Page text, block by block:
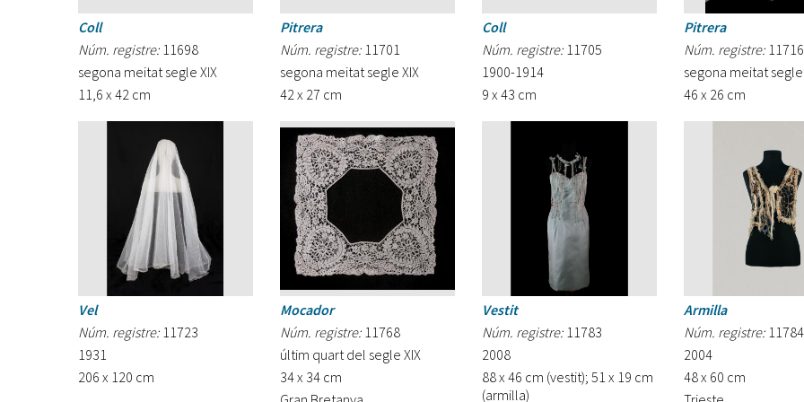
Coll
Núm. registre: 11698
segona meitat segle XIX
11,6 x 42 cm
Pitrera
Núm. registre: 11701
segona meitat segle XIX
42 x 27 cm
Coll
Núm. registre: 11705
1900-1914
9 x 43 cm
Pitrera
Núm. registre: 11716
segona meitat segle
46 x 26 cm
Vel
Núm. registre: 11723
1931
206 x 120 cm
Mocador
Núm. registre: 11768
últim quart del segle XIX
34 x 34 cm
Vestit
Núm. registre: 11783
2008
88 x 46 cm (vestit); 51 x 19 cm
(armilla)
Armilla
Núm. registre: 11784
2004
48 x 60 cm